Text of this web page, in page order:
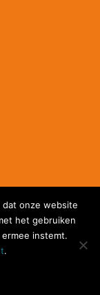
onze website
het gebruiken
instemt.
.